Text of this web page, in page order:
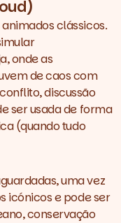
clássicos.
onde as
de caos com
discussão
ser usada de forma
(quando tudo
uma vez
icónicos e pode ser
conservação